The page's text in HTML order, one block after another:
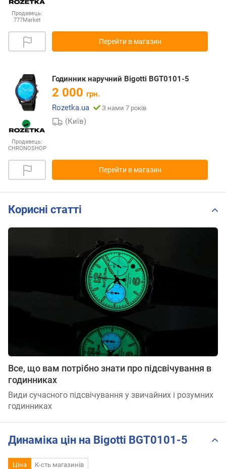
Продавець:
777Market
Перейти в магазин
Продавець:
CHRONOSHOP
Годинник наручний Bigotti BGT0101-5
2 000 грн.
Rozetka.ua
З нами 7 років
(Київ)
Перейти в магазин
Корисні статті
Все, що вам потрібно знати про підсвічування в
годинниках
Види сучасного підсвічування у звичайних і розумних
годинниках
Динаміка цін на Bigotti BGT0101-5
Ціна К-сть магазинів